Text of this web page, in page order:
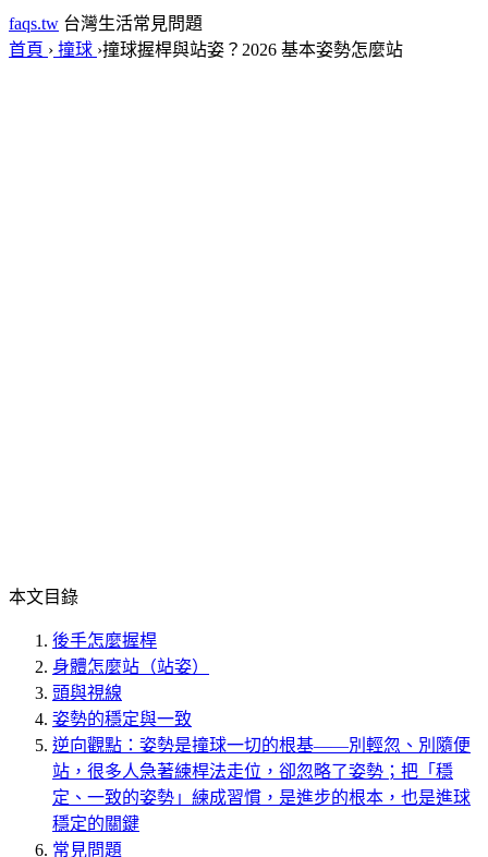
faqs.tw 台灣生活常見問題
首頁 › 撞球 ›撞球握桿與站姿？2026 基本姿勢怎麼站
本文目錄
後手怎麼握桿
身體怎麼站（站姿）
頭與視線
姿勢的穩定與一致
逆向觀點：姿勢是撞球一切的根基——別輕忽、別隨便
站，很多人急著練桿法走位，卻忽略了姿勢；把「穩
定、一致的姿勢」練成習慣，是進步的根本，也是進球
穩定的關鍵
常見問題